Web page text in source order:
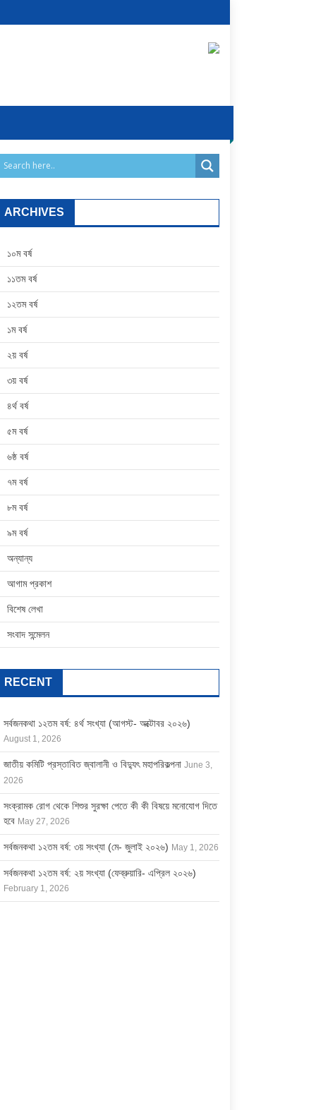
ARCHIVES
১০ম বর্ষ
১১তম বর্ষ
১২তম বর্ষ
১ম বর্ষ
২য় বর্ষ
৩য় বর্ষ
৪র্থ বর্ষ
৫ম বর্ষ
৬ষ্ঠ বর্ষ
৭ম বর্ষ
৮ম বর্ষ
৯ম বর্ষ
অন্যান্য
আগাম প্রকাশ
বিশেষ লেখা
সংবাদ সন্মেলন
RECENT
সর্বজনকথা ১২তম বর্ষ: ৪র্থ সংখ্যা (আগস্ট- অক্টোবর ২০২৬)
August 1, 2026
জাতীয় কমিটি প্রস্তাবিত জ্বালানী ও বিদ্যুৎ মহাপরিকল্পনা June 3,
2026
সংক্রামক রোগ থেকে শিশুর সুরক্ষা পেতে কী কী বিষয়ে মনোযোগ দিতে
হবে May 27, 2026
সর্বজনকথা ১২তম বর্ষ: ৩য় সংখ্যা (মে- জুলাই ২০২৬) May 1, 2026
সর্বজনকথা ১২তম বর্ষ: ২য় সংখ্যা (ফেব্রুয়ারি- এপ্রিল ২০২৬)
February 1, 2026